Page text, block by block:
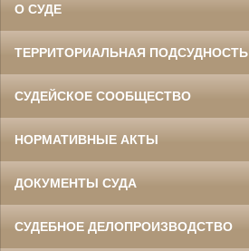
О СУДЕ
ТЕРРИТОРИАЛЬНАЯ ПОДСУДНОСТЬ
СУДЕЙСКОЕ СООБЩЕСТВО
НОРМАТИВНЫЕ АКТЫ
ДОКУМЕНТЫ СУДА
СУДЕБНОЕ ДЕЛОПРОИЗВОДСТВО